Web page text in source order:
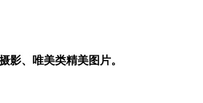
影、唯美类精美图片。